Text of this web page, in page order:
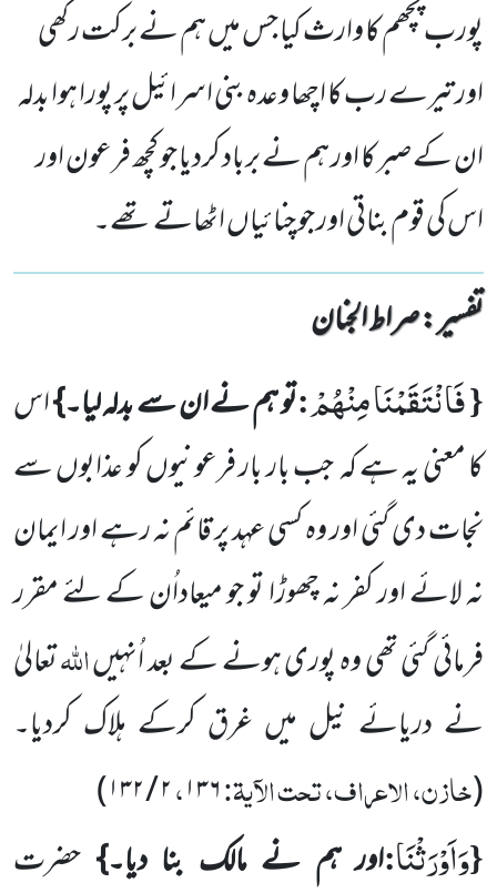
پورب پچھم کا وارث کیا جس میں ہم نے برکت رکھی
اور تیرے رب کا اچھا وعدہ بنی اسرائیل پر پورا ہوا بدلہ
ان کے صبر کا اور ہم نے برباد کردیا جو کچھ فرعون اور
اس کی قوم بناتی اور جو چنائیاں اٹھاتے تھے۔
تفسیر : ‎صراط الجنان
{فَانْتَقَمْنَا مِنْهُمْ:تو ہم نے ان سے بدلہ لیا۔}اس
کا معنی یہ ہے کہجب بار بار فرعونیوں کو عذابوں سے
نجات دی گئیاور وہ کسی عہد پر قائم نہ رہے اور ایمان
نہ لائے اور کفر نہ چھوڑا تو جو میعاداُن کے لئے مقرر
فرمائی گئی تھی وہ پوری ہونے کے بعد اُنہیںاللہتعالیٰ
نے دریائے نیل میں غرق کرکے ہلاک کردیا۔
(خازن، الاعراف، تحت الآیۃ:۱۳۶،۲/۱۳۲)
{وَاَوْرَثْنَا:اور ہم نے مالک بنا دیا۔} حضرت